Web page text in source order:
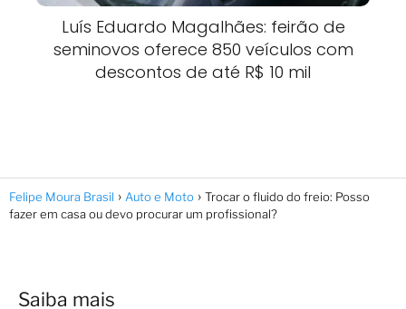
Luís Eduardo Magalhães: feirão de
seminovos oferece 850 veículos com
descontos de até R$ 10 mil
Felipe Moura Brasil Auto e Moto
Trocar o fluido do freio: Posso
fazer em casa ou devo procurar um profissional?
Saiba mais